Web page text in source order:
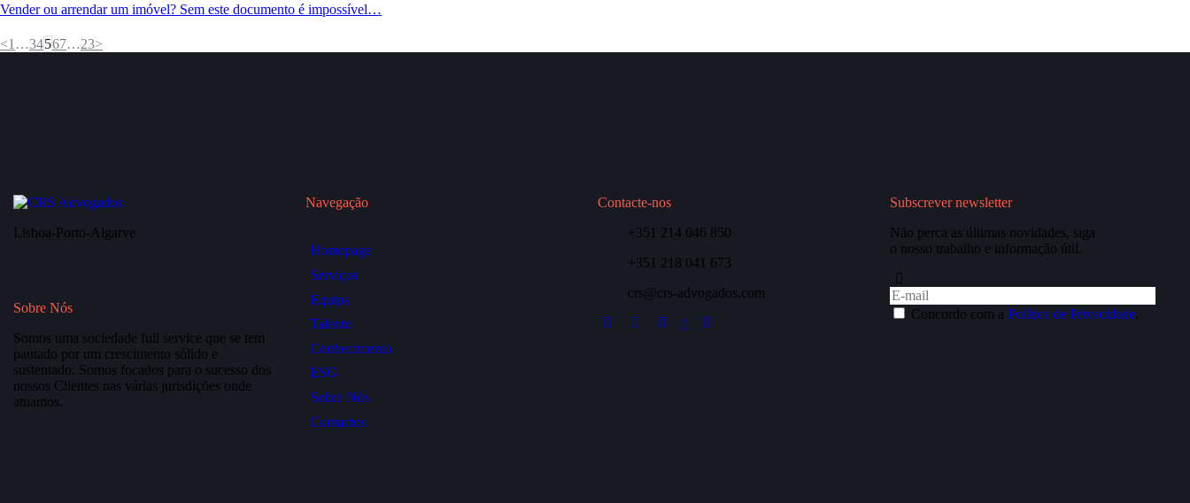
Vender ou arrendar um imóvel? Sem este documento é impossível…
<1 …34567…23>
Lisboa-Porto-Algarve
Sobre Nós
Somos uma sociedade full service que se tem
pautado por um crescimento sólido e
sustentado. Somos focados para o sucesso dos
nossos Clientes nas várias jurisdições onde
atuamos.
Navegação
Homepage
Serviços
Equipa
Talento
Conhecimento
ESG
Sobre Nós
Contactos
Contacte-nos
+351 214 046 850
+351 218 041 673
crs@crs-advogados.com
Subscrever newsletter
Não perca as últimas novidades, siga
o nosso trabalho e informação útil.
Concordo com a Política de Privacidade.